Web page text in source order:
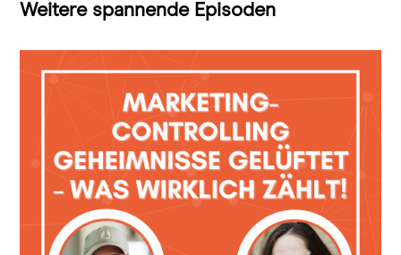
Weitere spannende Episoden